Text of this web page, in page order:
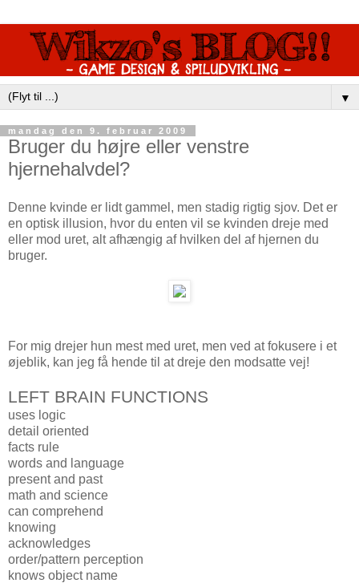
▼
mandag den 9. februar 2009
Bruger du højre eller venstre
hjernehalvdel?
Denne kvinde er lidt gammel, men stadig rigtig sjov. Det er
en optisk illusion, hvor du enten vil se kvinden dreje med
eller mod uret, alt afhængig af hvilken del af hjernen du
bruger.
For mig drejer hun mest med uret, men ved at fokusere i et
øjeblik, kan jeg få hende til at dreje den modsatte vej!
LEFT BRAIN FUNCTIONS
uses logic
detail oriented
facts rule
words and language
present and past
math and science
can comprehend
knowing
acknowledges
order/pattern perception
knows object name